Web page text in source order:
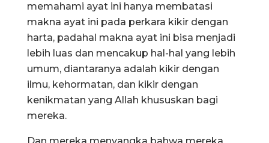
memahami ayat ini hanya membatasi
makna ayat ini pada perkara kikir dengan
harta, padahal makna ayat ini bisa menjadi
lebih luas dan mencakup hal-hal yang lebih
umum, diantaranya adalah kikir dengan
ilmu, kehormatan, dan kikir dengan
kenikmatan yang Allah khususkan bagi
mereka.